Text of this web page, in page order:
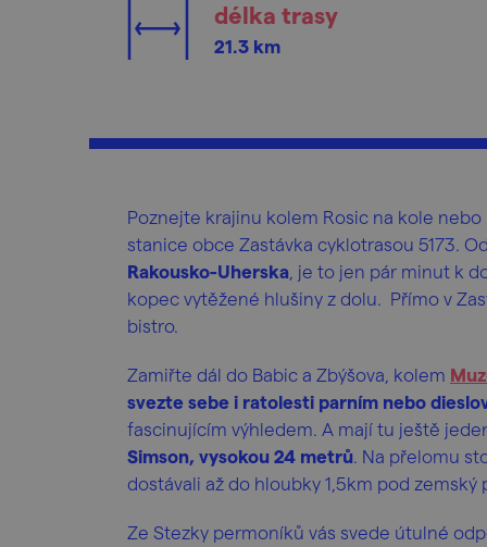
délka trasy
21.3 km
Poznejte krajinu kolem Rosic na kole
stanice obce Zastávka cyklotrasou 5173.
Rakousko-Uherska , je to jen pár minut k
kopec vytěžené hlušiny z dolu. Přímo v
bistro.
Zamiřte dál do Babic a Zbýšova, kolem
svezte sebe i ratolesti parním nebo
fascinujícím výhledem. A mají tu ještě
Simson, vysokou 24 metrů. Na přelomu
dostávali až do hloubky 1,5km pod zemský
Ze Stezky permoníků vás svede útulné